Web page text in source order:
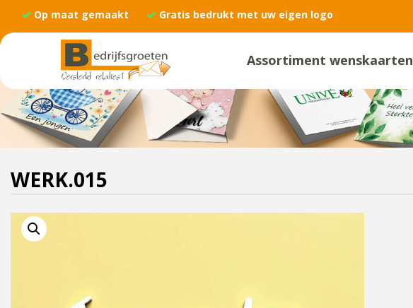
Op maat gemaakt Gratis bedrukt met uw eigen logo
Assortiment wenskaarten
WERK.015